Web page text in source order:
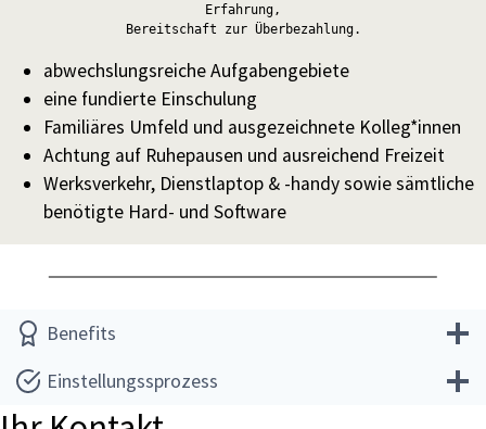
Erfahrung,
Bereitschaft zur Überbezahlung.
abwechslungsreiche Aufgabengebiete
eine fundierte Einschulung
Familiäres Umfeld und ausgezeichnete Kolleg*innen
Achtung auf Ruhepausen und ausreichend Freizeit
Werksverkehr, Dienstlaptop & -handy sowie sämtliche
benötigte Hard- und Software
Benefits
Einstellungssprozess